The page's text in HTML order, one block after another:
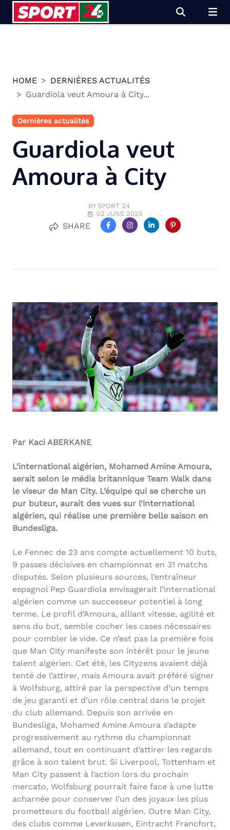
HOME
DERNIÈRES ACTUALITÉS
Guardiola veut Amoura à City...
Dernières actualités
Guardiola veut
Amoura à City
BY SPORT 24
02 JUNE 2025
SHARE
Par Kaci ABERKANE
L’international algérien, Mohamed Amine Amoura,
serait selon le média britannique Team Walk dans
le viseur de Man City. L’équipe qui se cherche un
pur buteur, aurait des vues sur l’international
algérien, qui réalise une première belle saison en
Bundesliga.
Le Fennec de 23 ans compte actuellement 10 buts,
9 passes décisives en championnat en 31 matchs
disputés. Selon plusieurs sources, l’entraîneur
espagnol Pep Guardiola envisagerait l’international
algérien comme un successeur potentiel à long
terme. Le profil d’Amoura, alliant vitesse, agilité et
sens du but, semble cocher les cases nécessaires
pour combler le vide. Ce n’est pas la première fois
que Man City manifeste son intérêt pour le jeune
talent algérien. Cet été, les Cityzens avaient déjà
tenté de l’attirer, mais Amoura avait préféré signer
à Wolfsburg, attiré par la perspective d’un temps
de jeu garanti et d’un rôle central dans le projet
du club allemand. Depuis son arrivée en
Bundesliga, Mohamed Amine Amoura s’adapte
progressivement au rythme du championnat
allemand, tout en continuant d’attirer les regards
grâce à son talent brut. Si Liverpool, Tottenham et
Man City passent à l’action lors du prochain
mercato, Wolfsburg pourrait faire face à une lutte
acharnée pour conserver l’un des joyaux les plus
prometteurs du football algérien. Outre Man City,
des clubs comme Leverkusen, Eintracht Francfort,